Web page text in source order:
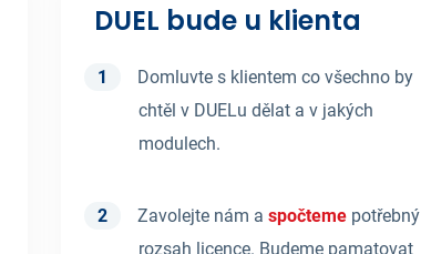
DUEL bude u klienta
Domluvte s klientem co všechno by
chtěl v DUELu dělat a v jakých
modulech.
Zavolejte nám a spočteme potřebný
rozsah licence. Budeme pamatovat